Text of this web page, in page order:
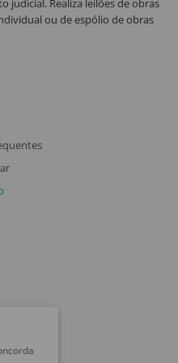
judicial. Realiza leilões de obras
ou de espólio de obras